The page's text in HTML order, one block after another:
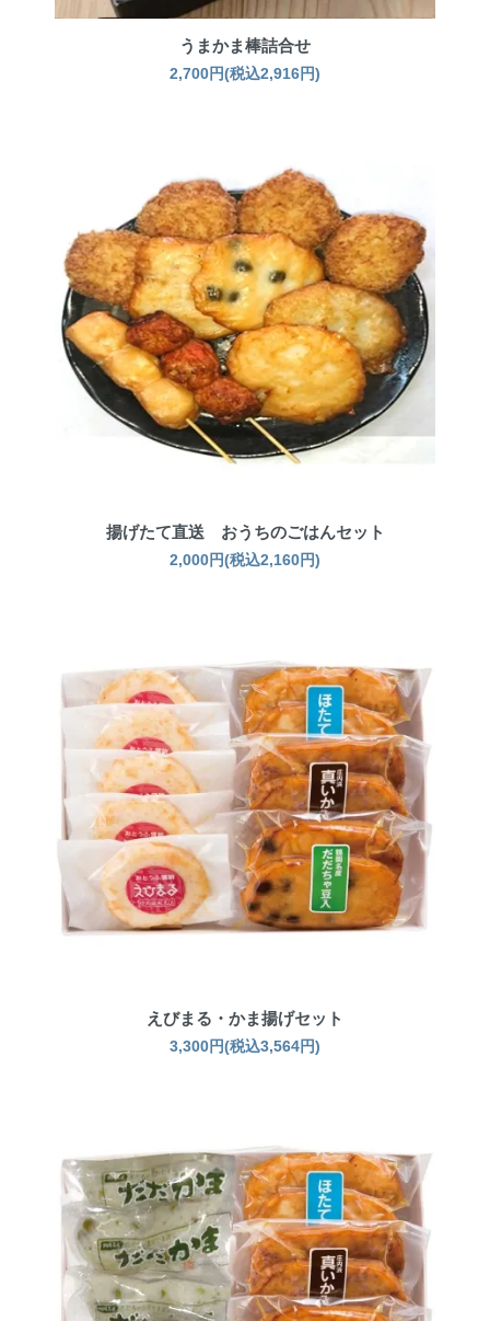
うまかま棒詰合せ
2,700円(税込2,916円)
揚げたて直送 おうちのごはんセット
2,000円(税込2,160円)
えびまる・かま揚げセット
3,300円(税込3,564円)